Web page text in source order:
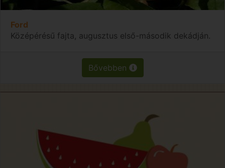
Ford
Középérésű fajta, augusztus első-második dekádján.
Bővebben